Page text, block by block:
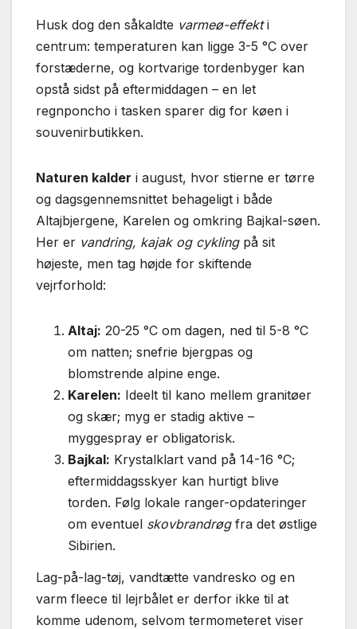
Husk dog den såkaldte varmeø-effekti
centrum: temperaturen kan ligge 3-5 °C over
forstæderne, og kortvarige tordenbyger kan
opstå sidst på eftermiddagen – en let
regnponcho i tasken sparer dig for køen i
souvenirbutikken.
Naturen kalder i august, hvor stierne er tørre
og dagsgennemsnittet behageligt i både
Altajbjergene, Karelen og omkring Bajkal-søen.
Her er vandring, kajak og cyklingpå sit
højeste, men tag højde for skiftende
vejrforhold:
Altaj: 20-25 °C om dagen, ned til 5-8 °C
om natten; snefrie bjergpas og
blomstrende alpine enge.
Karelen: Ideelt til kano mellem granitøer
og skær; myg er stadig aktive –
myggespray er obligatorisk.
Bajkal: Krystalklart vand på 14-16 °C;
eftermiddagsskyer kan hurtigt blive
torden. Følg lokale ranger-opdateringer
om eventuel skovbrandrøgfra det østlige
Sibirien.
Lag-på-lag-tøj, vandtætte vandresko og en
varm fleece til lejrbålet er derfor ikke til at
komme udenom, selvom termometeret viser